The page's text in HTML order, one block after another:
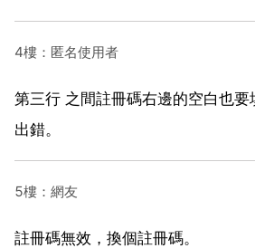
4樓：匿名使用者
第三行 之間註冊碼右邊的空白也要
出錯。
5樓：網友
註冊碼無效，換個註冊碼。